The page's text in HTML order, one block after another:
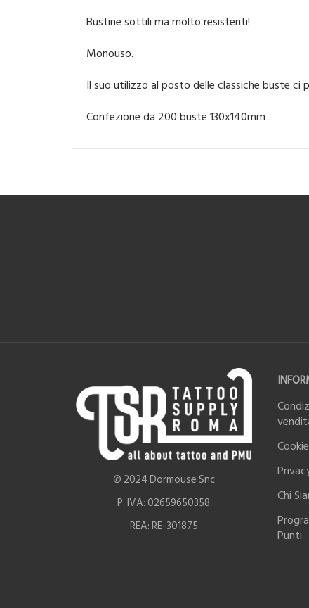
Bustine sottili ma molto resistenti!
Monouso.
Il suo utilizzo al posto delle classiche buste
Confezione da 200 buste 130x140mm
© 2024 Dormouse Snc
P. IVA: 02659650358
REA: RE-301875
Chi
Punti